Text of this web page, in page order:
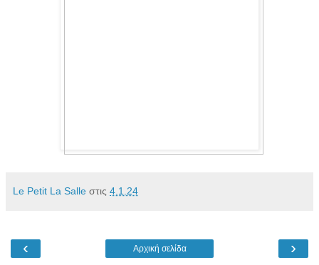
Le Petit La Salle στις 4.1.24
‹ ›
Αρχική σελίδα